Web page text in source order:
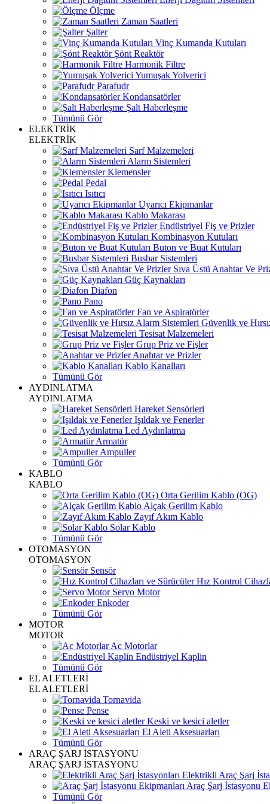
Ölçme
Zaman Saatleri
Şalter
Vinç Kumanda Kutuları
Şönt Reaktör
Harmonik Filtre
Yumuşak Yolverici
Parafudr
Kondansatörler
Şalt Haberleşme
Tümünü Gör
ELEKTRİK
ELEKTRİK
Sarf Malzemeleri
Alarm Sistemleri
Klemensler
Pedal
Isıtıcı
Uyarıcı Ekipmanlar
Kablo Makarası
Endüstriyel Fiş ve Prizler
Kombinasyon Kutuları
Buton ve Buat Kutuları
Busbar Sistemleri
Sıva Üstü Anahtar Ve
Güç Kaynakları
Diafon
Pano
Fan ve Aspiratörler
Güvenlik ve
Tesisat Malzemeleri
Grup Priz ve Fişler
Anahtar ve Prizler
Kablo Kanalları
Tümünü Gör
AYDINLATMA
AYDINLATMA
Hareket Sensörleri
Işıldak ve Fenerler
Led Aydınlatma
Armatür
Ampuller
Tümünü Gör
KABLO
KABLO
Orta Gerilim Kablo (OG)
Alçak Gerilim Kablo
Zayıf Akım Kablo
Solar Kablo
Tümünü Gör
OTOMASYON
OTOMASYON
Sensör
Hız Kontrol
Servo Motor
Enkoder
Tümünü Gör
MOTOR
MOTOR
Ac Motorlar
Endüstriyel Kaplin
Tümünü Gör
EL ALETLERİ
EL ALETLERİ
Tornavida
Pense
Keski ve kesici aletler
El Aleti Aksesuarları
Tümünü Gör
ARAÇ ŞARJ İSTASYONU
ARAÇ ŞARJ İSTASYONU
Elektrikli Araç Şarj
Araç Şarj İstasyonu
Tümünü Gör